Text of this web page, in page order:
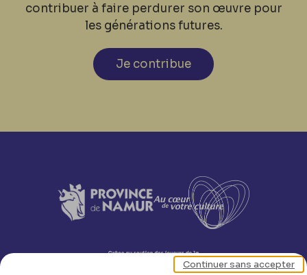
contribuer à faire perdurer son œuvre pour
les générations futures.
Je contribue
Continuer sans accepter